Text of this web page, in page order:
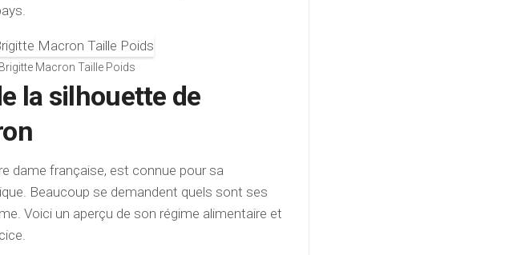
Brigitte Macron Taille Poids
la silhouette de
dame française, est connue pour sa
Beaucoup se demandent quels sont ses
Voici un aperçu de son régime alimentaire et